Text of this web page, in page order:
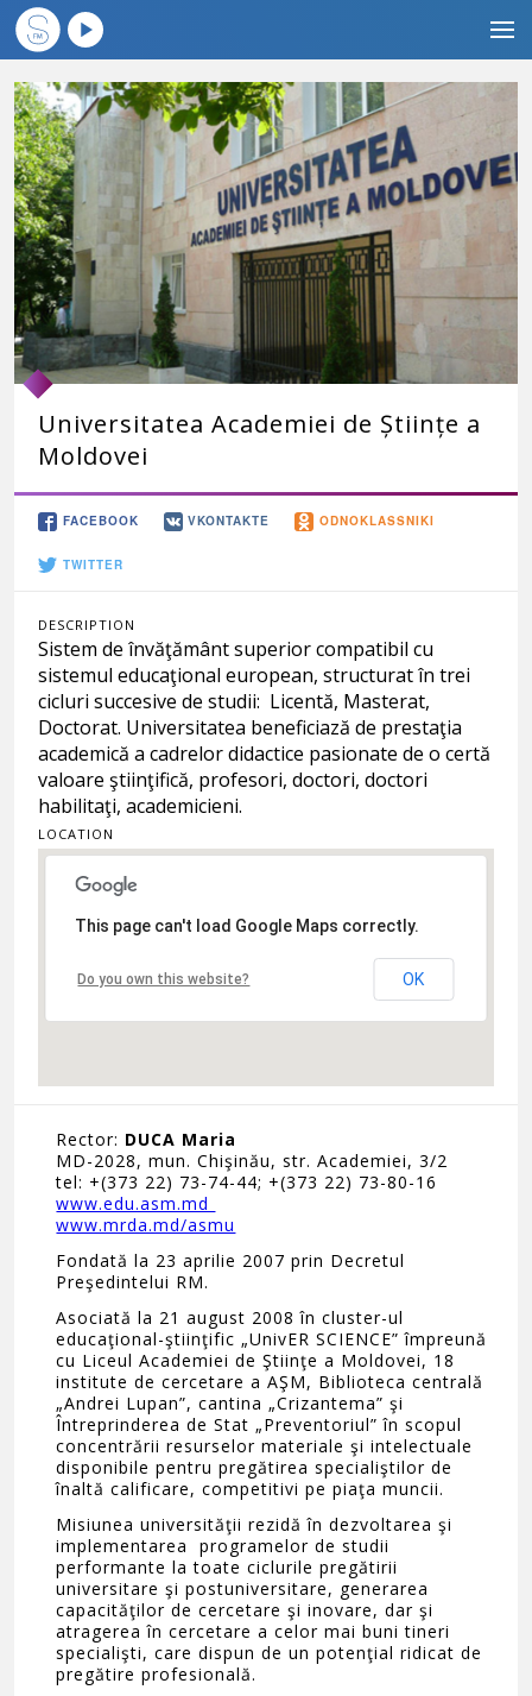
Universitatea Academiei de Științe a
Moldovei
FACEBOOK VKONTAKTE ODNOKLASSNIKI
TWITTER
DESCRIPTION
Sistem de învăţământ superior compatibil cu
sistemul educaţional european, structurat în trei
cicluri succesive de studii: Licentă, Masterat,
Doctorat. Universitatea beneficiază de prestaţia
academică a cadrelor didactice pasionate de o certă
valoare ştiinţifică, profesori, doctori, doctori
habilitaţi, academicieni.
LOCATION
This page can't load Google Maps correctly.
Do you own this website? OK
Rector: DUCA Maria
MD-2028, mun. Chişinău, str. Academiei, 3/2
tel: +(373 22) 73-74-44; +(373 22) 73-80-16
www.edu.asm.md
www.mrda.md/asmu
Fondată la 23 aprilie 2007 prin Decretul
Preşedintelui RM.
Asociată la 21 august 2008 în cluster-ul
educaţional-ştiinţific „UnivER SCIENCE” împreună
cu Liceul Academiei de Ştiinţe a Moldovei, 18
institute de cercetare a AŞM, Biblioteca centrală
„Andrei Lupan”, cantina „Crizantema” şi
Întreprinderea de Stat „Preventoriul” în scopul
concentrării resurselor materiale şi intelectuale
disponibile pentru pregătirea specialiştilor de
înaltă calificare, competitivi pe piaţa muncii.
Misiunea universităţii rezidă în dezvoltarea şi
implementarea programelor de studii
performante la toate ciclurile pregătirii
universitare şi postuniversitare, generarea
capacităţilor de cercetare şi inovare, dar şi
atragerea în cercetare a celor mai buni tineri
specialişti, care dispun de un potenţial ridicat de
pregătire profesională.